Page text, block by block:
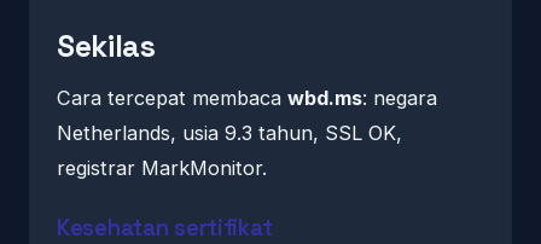
Sekilas
Cara tercepat membaca wbd.ms: negara
Netherlands, usia 9.3 tahun, SSL OK,
registrar MarkMonitor.
Kesehatan sertifikat